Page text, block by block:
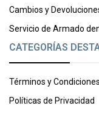
Cambios y
Servicio de Armado
CATEGORÍAS
Términos y Condiciones
Políticas de Privacidad